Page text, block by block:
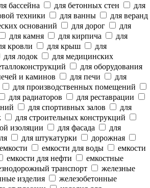
бассейна для бетонных стен
для
техники для ванны
для веранд
оснований
для дорог
для
для камня для кирпича
для
кровли для крыш
для
для лодок
для медицинских
для оборудования
и каминов для печи
для
для производственных помещений
для радиаторов
для реставрации
для спортивных залов
для
для строительных конструкций
изоляции для фасада
для
для штукатурки
дорожная
емкости емкости для воды
емкости
емкости для нефти
емкостные
транспорт
железные
изделия
железобетонные